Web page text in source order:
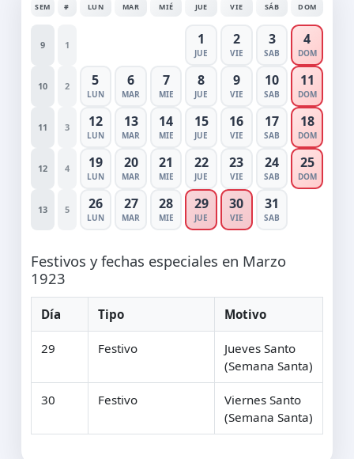
SEM # LUN MAR MIÉ JUE VIE SÁB DOM
9 1 1
JUE
2
VIE
3
SAB
4
DOM
10 2 5
LUN
6
MAR
7
MIE
8
JUE
9
VIE
10
SAB
11
DOM
11 3 12
LUN
13
MAR
14
MIE
15
JUE
16
VIE
17
SAB
18
DOM
12 4 19
LUN
20
MAR
21
MIE
22
JUE
23
VIE
24
SAB
25
DOM
13 5 26
LUN
27
MAR
28
MIE
29
JUE
30
VIE
31
SAB
Festivos y fechas especiales en Marzo
1923
Día Tipo Motivo
29 Festivo
Jueves Santo
(Semana Santa)
30 Festivo
Viernes Santo
(Semana Santa)